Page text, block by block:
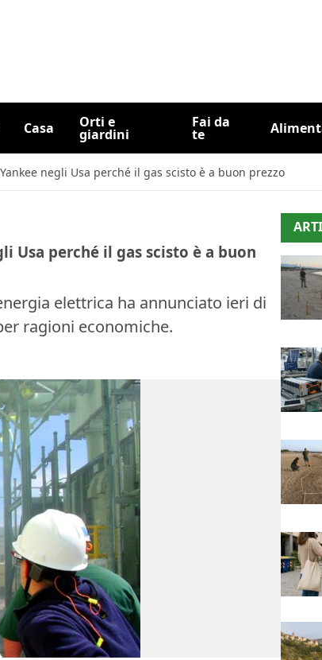
Casa Orti e
giardini
Fai da
te
negli Usa perché il gas scisto è a buon prezzo
Usa perché il gas scisto è a buon
elettrica ha annunciato ieri di
ragioni economiche.